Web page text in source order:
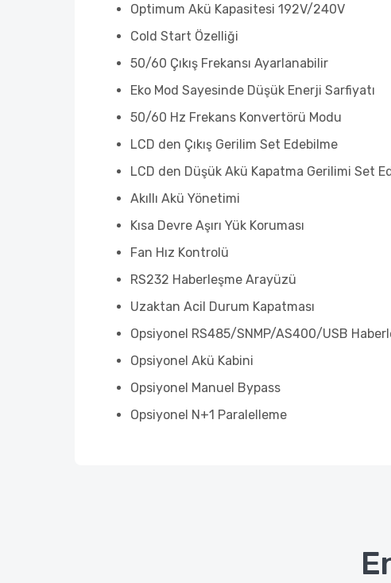
Optimum Akü Kapasitesi 192V/240V
Cold Start Özelliği
50/60 Çıkış Frekansı Ayarlanabilir
Eko Mod Sayesinde Düşük Enerji Sarfiyatı
50/60 Hz Frekans Konvertörü Modu
LCD den Çıkış Gerilim Set Edebilme
LCD den Düşük Akü Kapatma Gerilimi Set
Akıllı Akü Yönetimi
Kısa Devre Aşırı Yük Koruması
Fan Hız Kontrolü
RS232 Haberleşme Arayüzü
Uzaktan Acil Durum Kapatması
Opsiyonel RS485/SNMP/AS400/USB
Opsiyonel Akü Kabini
Opsiyonel Manuel Bypass
Opsiyonel N+1 Paralelleme